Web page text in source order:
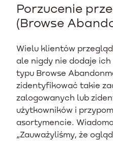
Porzucenie
(Browse
Wielu klientów
ale nigdy nie dodaje
typu Browse
zidentyfikować takie
zalogowanych lub
użytkowników i
asortymencie.
„Zauważyliśmy, że